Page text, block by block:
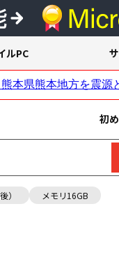
初
） メモリ16GB
ルPC